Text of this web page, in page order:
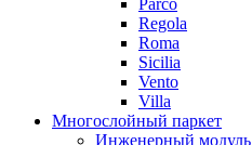
Parco
Regola
Roma
Sicilia
Vento
Villa
Многослойный паркет
Инженерный модуль